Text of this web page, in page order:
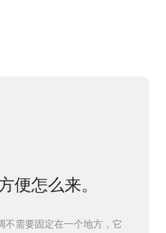
便怎么来。
不需要固定在一个地方，它